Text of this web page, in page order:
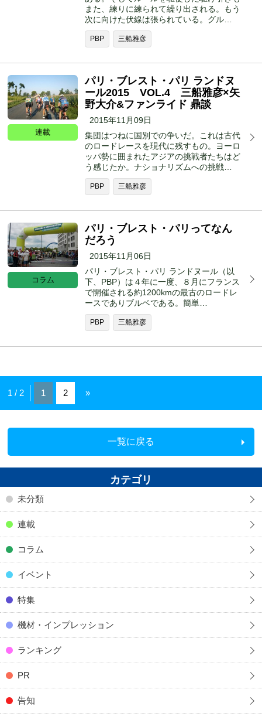
また、練りに練られて繰り出される。もう
次に向けた伏線は張られている。グル…
PBP 三船雅彦
連載
パリ・ブレスト・パリ ランドヌ
ール2015 VOL.4 三船雅彦×矢
野大介&ファンライド 鼎談
2015年11月09日
集団はつねに国別での争いだ。これは古代
のロードレースを現代に残すもの。ヨーロ
ッパ勢に囲まれたアジアの挑戦者たちはど
う感じたか。ナショナリズムへの挑戦…
PBP 三船雅彦
コラム
パリ・ブレスト・パリってなん
だろう
2015年11月06日
パリ・ブレスト・パリ ランドヌール（以
下、PBP）は４年に一度、８月にフランス
で開催される約1200kmの最古のロードレ
ースでありブルベである。簡単…
PBP 三船雅彦
1 / 2 1 2 »
一覧に戻る
カテゴリ
未分類
連載
コラム
イベント
特集
機材・インプレッション
ランキング
PR
告知